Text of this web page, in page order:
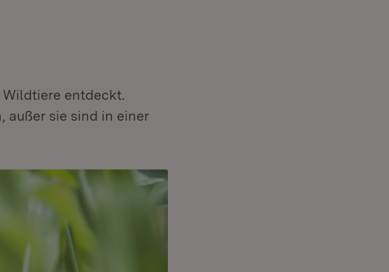
entdeckt.
außer sie sind in einer